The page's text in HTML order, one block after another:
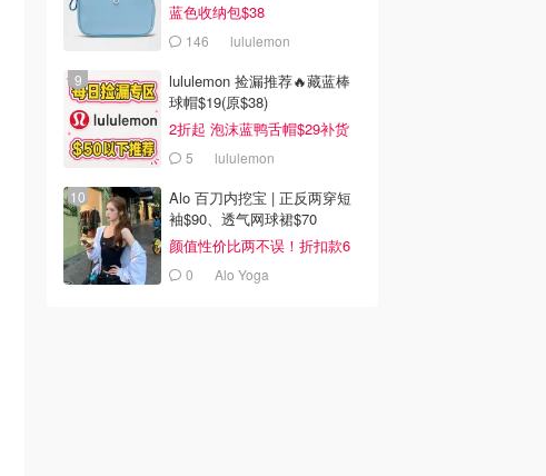
蓝色收纳包$38
146 lululemon
lululemon 捡漏推荐🔥藏蓝棒
球帽$19(原$38)
2折起 泡沫蓝鸭舌帽$29补货
5 lululemon
Alo 百刀内挖宝 | 正反两穿短
袖$90、透气网球裙$70
颜值性价比两不误！折扣款6
折起0 Alo Yoga